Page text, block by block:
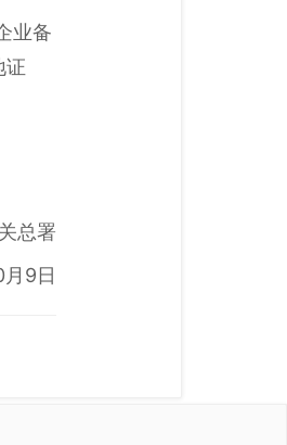
业备
证
总署
9日